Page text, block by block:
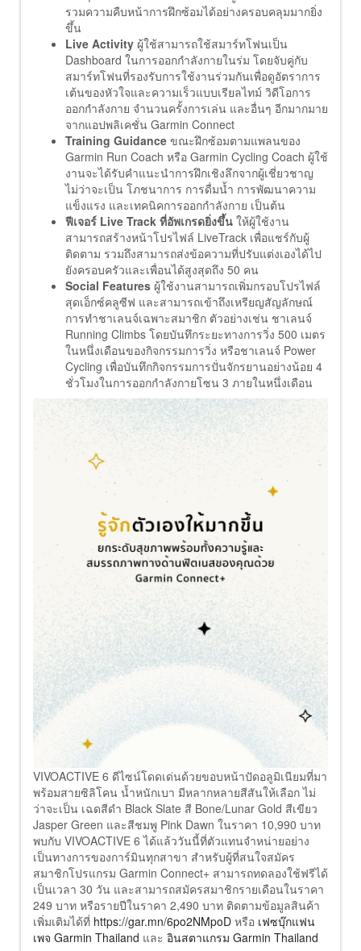
รวมความคืบหน้าการฝึกซ้อมได้อย่างครอบคลุมมากยิ่ง
ขึ้น
Live Activity ผู้ใช้สามารถใช้สมาร์ทโฟนเป็น
Dashboard ในการออกกำลังกายในร่ม โดยจับคู่กับ
สมาร์ทโฟนที่รองรับการใช้งานร่วมกันเพื่อดูอัตราการ
เต้นของหัวใจและความเร็วแบบเรียลไทม์ วิดีโอการ
ออกกำลังกาย จำนวนครั้งการเล่น และอื่นๆ อีกมากมาย
จากแอปพลิเคชั่น Garmin Connect
Training Guidance ขณะฝึกซ้อมตามแพลนของ
Garmin Run Coach หรือ Garmin Cycling Coach ผู้ใช้
งานจะได้รับคำแนะนำการฝึกเชิงลึกจากผู้เชี่ยวชาญ
ไม่ว่าจะเป็น โภชนาการ การดื่มน้ำ การพัฒนาความ
แข็งแรง และเทคนิคการออกกำลังกาย เป็นต้น
ฟีเจอร์ Live Track ที่อัพเกรดยิ่งขึ้น ให้ผู้ใช้งาน
สามารถสร้างหน้าโปรไฟล์ LiveTrack เพื่อแชร์กับผู้
ติดตาม รวมถึงสามารถส่งข้อความที่ปรับแต่งเองได้ไป
ยังครอบครัวและเพื่อนได้สูงสุดถึง 50 คน
Social Features ผู้ใช้งานสามารถเพิ่มกรอบโปรไฟล์
สุดเอ็กซ์คลูซีฟ และสามารถเข้าถึงเหรียญสัญลักษณ์
การทำชาเลนจ์เฉพาะสมาชิก ตัวอย่างเช่น ชาเลนจ์
Running Climbs โดยบันทึกระยะทางการวิ่ง 500 เมตร
ในหนึ่งเดือนของกิจกรรมการวิ่ง หรือชาเลนจ์ Power
Cycling เพื่อบันทึกกิจกรรมการปั่นจักรยานอย่างน้อย 4
ชั่วโมงในการออกกำลังกายโซน 3 ภายในหนึ่งเดือน
VIVOACTIVE 6 ดีไซน์โดดเด่นด้วยขอบหน้าปัดอลูมิเนียมที่มา
พร้อมสายซิลิโคน น้ำหนักเบา มีหลากหลายสีสันให้เลือก ไม่
ว่าจะเป็น เฉดสีดำ Black Slate สี Bone/Lunar Gold สีเขียว
Jasper Green และสีชมพู Pink Dawn ในราคา 10,990 บาท
พบกับ VIVOACTIVE 6 ได้แล้ววันนี้ที่ตัวแทนจำหน่ายอย่าง
เป็นทางการของการ์มินทุกสาขา สำหรับผู้ที่สนใจสมัคร
สมาชิกโปรแกรม Garmin Connect+ สามารถทดลองใช้ฟรีได้
เป็นเวลา 30 วัน และสามารถสมัครสมาชิกรายเดือนในราคา
249 บาท หรือรายปีในราคา 2,490 บาท ติดตามข้อมูลสินค้า
เพิ่มเติมได้ที่ https://gar.mn/6po2NMpoD หรือ เฟซบุ๊กแฟน
เพจ Garmin Thailand และ อินสตาแกรม Garmin Thailand